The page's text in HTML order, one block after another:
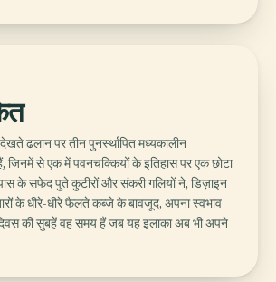
ढलान पर तीन पुनर्स्थापित मध्यकालीन
जिनमें से एक में पवनचक्कियों के इतिहास पर एक छोटा
के सफेद पुते कुटीरों और संकरी गलियों ने, डिज़ाइन
के धीरे-धीरे फैलते कब्जे के बावजूद, अपना स्वभाव
की सुबहें वह समय हैं जब यह इलाका अब भी अपने